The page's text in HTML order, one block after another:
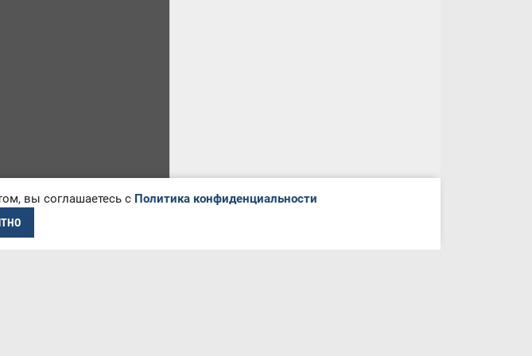
вы соглашаетесь с Политика конфиденциальности